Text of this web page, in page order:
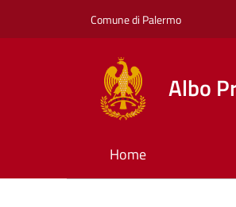
Comune di Palermo
Albo
Home